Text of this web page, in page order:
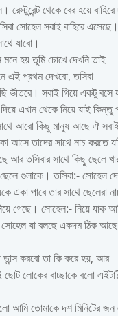
থেকে বের হয়ে
সোহেল সবাই বাহিরে
যাবো।
হয় তুমি চোখে দেখনি তাই
এই প্রথম দেখবো, তসিবা
ভীতরে। সবাই গিয়ে একটু
এখান থেকে নিয়ে যাই
আরো কিছু মানুষ আছে ঐ
আসে তাদের সাথে নাচ
আর তসিবার সাথে কিছু ছেলে
গুলাকে। তসিবা:- সোহেল
একা পাবে তার সাথে
গেছে। সোহেল:- নিয়ে যাক
যা বলছে একদম ঠিক
করবো তা কি করে হয়, আর
ছোট লোকের বাচ্ছাকে বলো
তোমাকে দশ মিনিটের জন